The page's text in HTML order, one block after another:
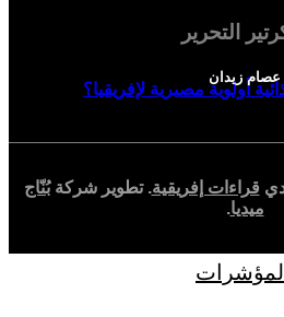
أولوية مصيرية لإفريقيا؟
التحرير
عصام زيدان
قراءات إفريقية. تطوير شركةبُنّاج
ميديا.